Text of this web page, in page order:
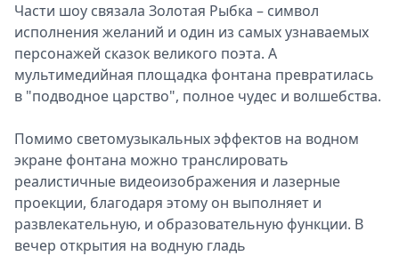
Части шоу связала Золотая Рыбка – символ
исполнения желаний и один из самых узнаваемых
персонажей сказок великого поэта. А
мультимедийная площадка фонтана превратилась
в "подводное царство", полное чудес и волшебства.
Помимо светомузыкальных эффектов на водном
экране фонтана можно транслировать
реалистичные видеоизображения и лазерные
проекции, благодаря этому он выполняет и
развлекательную, и образовательную функции. В
вечер открытия на водную гладь